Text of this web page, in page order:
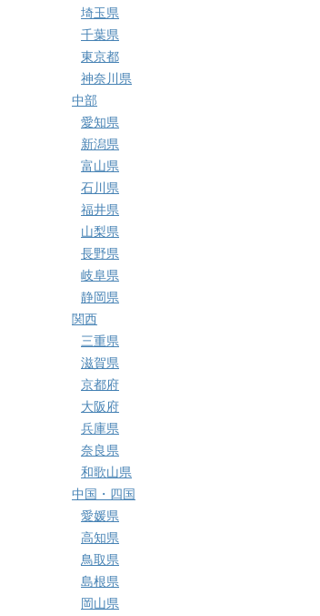
埼玉県
千葉県
東京都
神奈川県
中部
愛知県
新潟県
富山県
石川県
福井県
山梨県
長野県
岐阜県
静岡県
関西
三重県
滋賀県
京都府
大阪府
兵庫県
奈良県
和歌山県
中国・四国
愛媛県
高知県
鳥取県
島根県
岡山県